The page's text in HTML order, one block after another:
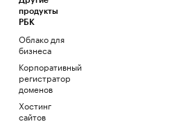
продукты
РБК
Облако для
бизнеса
Корпоративный
регистратор
доменов
Хостинг
сайтов